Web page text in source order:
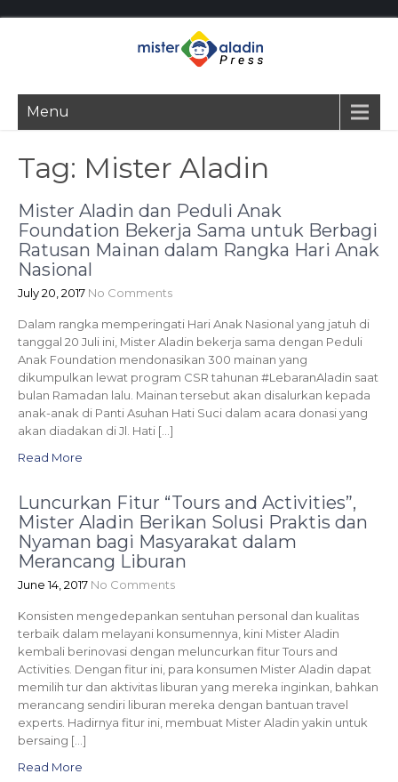
Menu
Tag: Mister Aladin
Mister Aladin dan Peduli Anak
Foundation Bekerja Sama untuk Berbagi
Ratusan Mainan dalam Rangka Hari Anak
Nasional
July 20, 2017 No Comments
Dalam rangka memperingati Hari Anak Nasional yang jatuh di
tanggal 20 Juli ini, Mister Aladin bekerja sama dengan Peduli
Anak Foundation mendonasikan 300 mainan yang
dikumpulkan lewat program CSR tahunan #LebaranAladin saat
bulan Ramadan lalu. Mainan tersebut akan disalurkan kepada
anak-anak di Panti Asuhan Hati Suci dalam acara donasi yang
akan diadakan di Jl. Hati […]
Read More
Luncurkan Fitur “Tours and Activities”,
Mister Aladin Berikan Solusi Praktis dan
Nyaman bagi Masyarakat dalam
Merancang Liburan
June 14, 2017 No Comments
Konsisten mengedepankan sentuhan personal dan kualitas
terbaik dalam melayani konsumennya, kini Mister Aladin
kembali berinovasi dengan meluncurkan fitur Tours and
Activities. Dengan fitur ini, para konsumen Mister Aladin dapat
memilih tur dan aktivitas liburan yang mereka inginkan, bahkan
merancang sendiri liburan mereka dengan bantuan travel
experts. Hadirnya fitur ini, membuat Mister Aladin yakin untuk
bersaing […]
Read More